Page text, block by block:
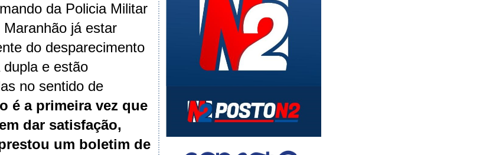
da Policia Militar
Maranhão já estar
do desparecimento
dupla e estão
no sentido de
é a primeira vez que
dar satisfação,
um boletim de